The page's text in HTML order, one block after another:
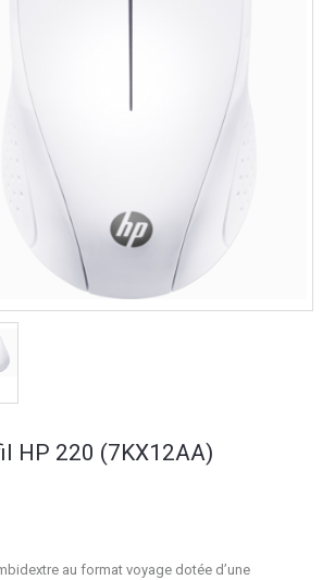
HP 220 (7KX12AA)
au format voyage dotée d’une